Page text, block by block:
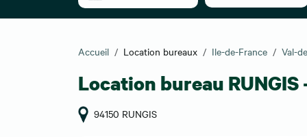
Accueil Location bureaux Ile-de-France Val-
Location bureau RUNGIS
94150 RUNGIS